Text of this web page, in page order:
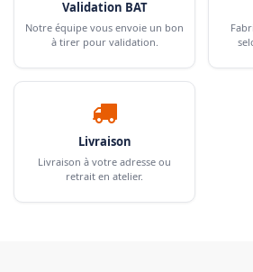
Validation BAT
Notre équipe vous envoie un bon
à tirer pour validation.
Livraison
Livraison à votre adresse ou
retrait en atelier.